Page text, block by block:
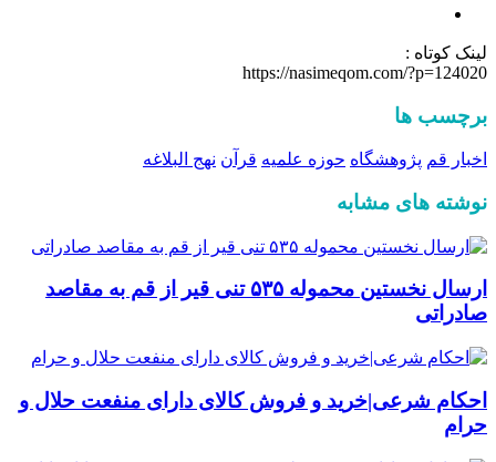
لینک کوتاه :
https://nasimeqom.com/?p=124020
برچسب ها
اخبار قم پژوهشگاه حوزه علمیه قرآن نهج البلاغه
نوشته های مشابه
ارسال نخستین محموله ۵۳۵ تنی قیر از قم به مقاصد
صادراتی
احکام شرعی|خرید و فروش کالای دارای منفعت حلال و
حرام